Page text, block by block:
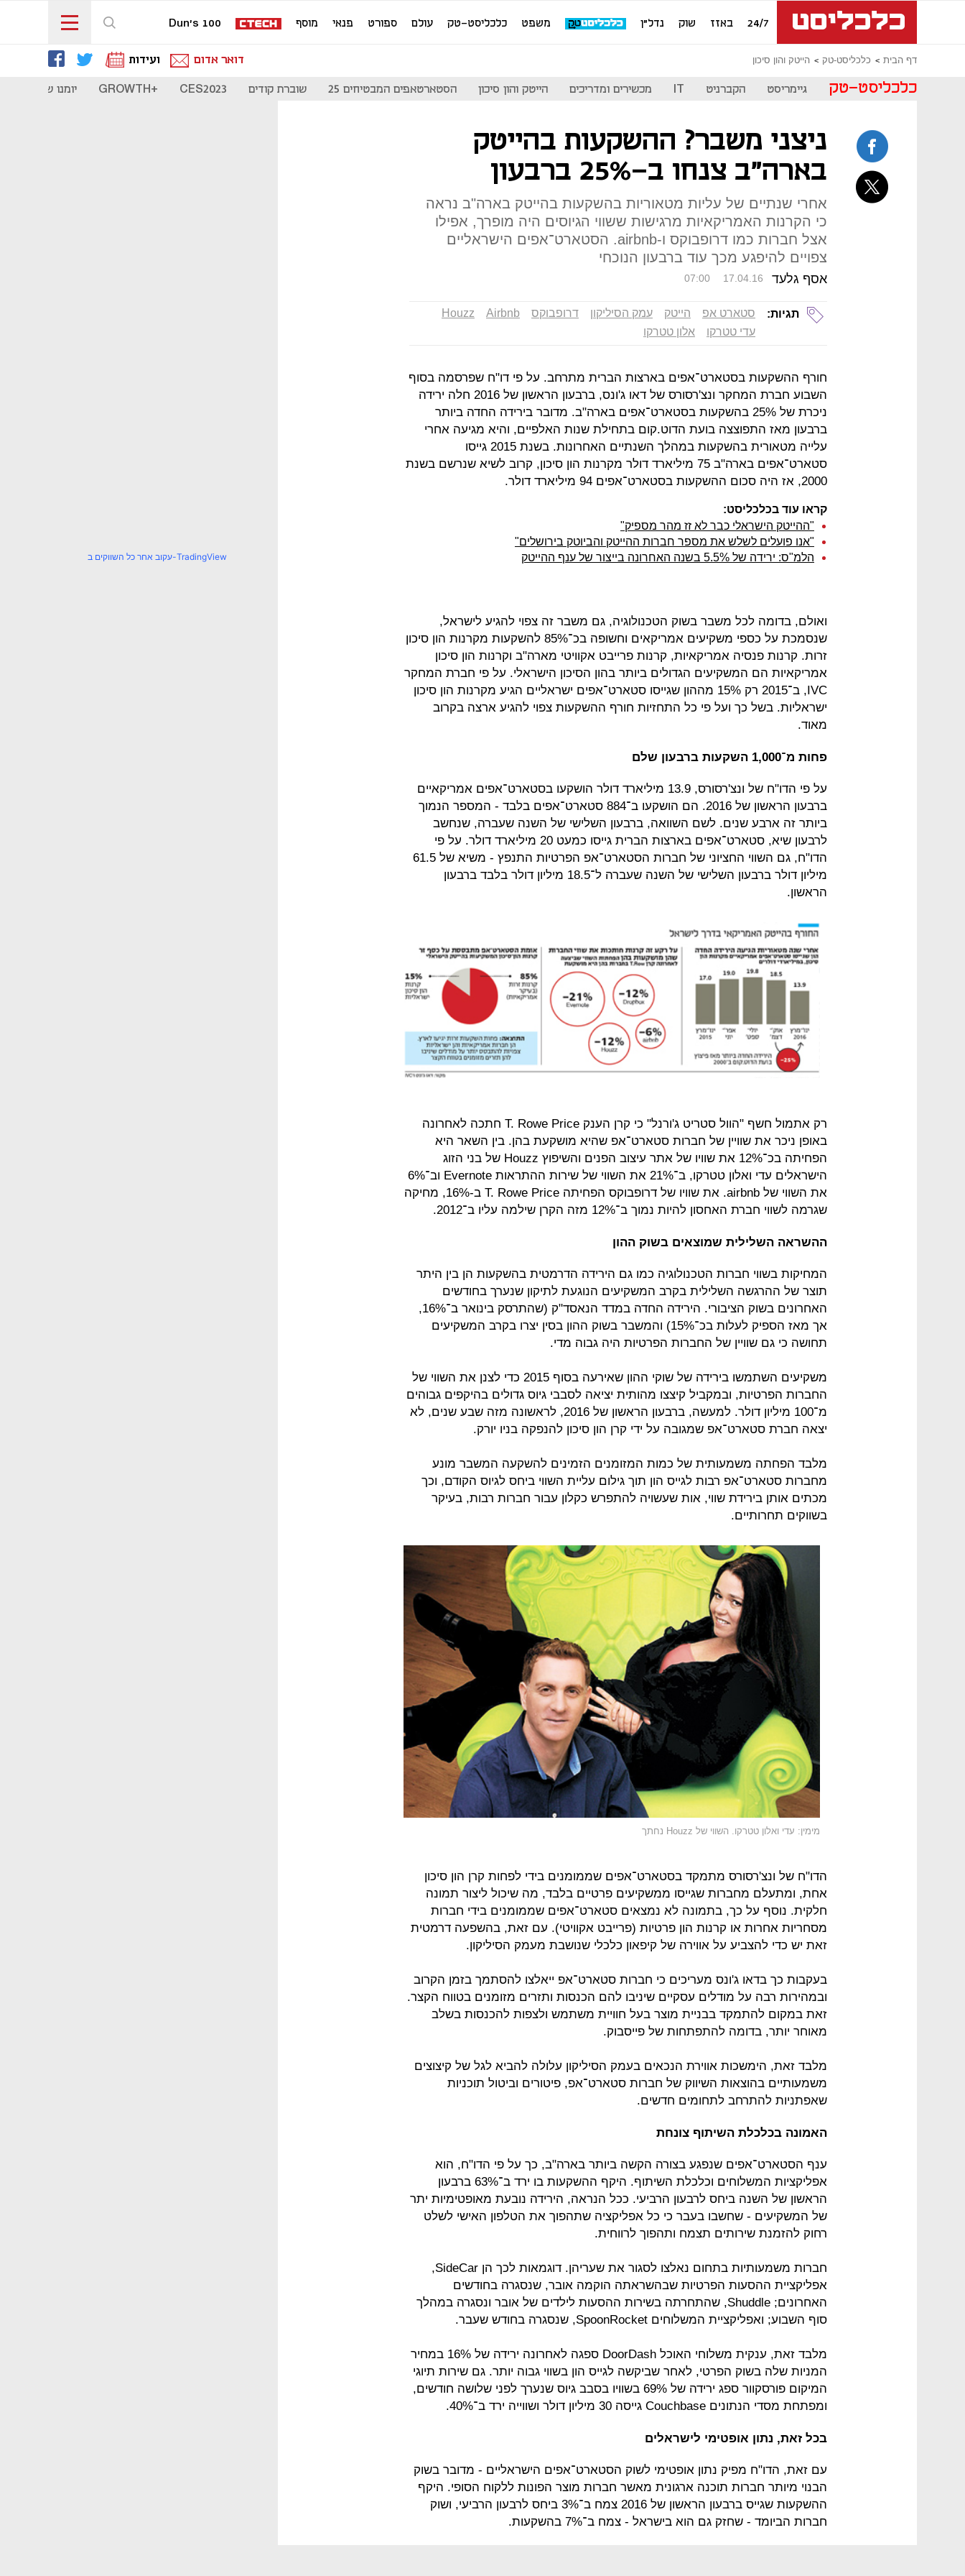
24/7 באזז שוק נדל"ן משפט כלכליסט-טק עולם ספורט פנאי מוסף Dun's 100
דף הבית כלכליסט-טק הייטק והון סיכון דואר אדום ועידות
כלכליסט-טק גיימריסט הקברניט IT מכשירים ומדריכים הייטק והון סיכון הסטארטאפים המבטיחים 25 שוברת קודים CES2023
+GROWTH יומנו של
ניצני משבר? ההשקעות בהייטק
בארה"ב צנחו ב-25% ברבעון
אחרי שנתיים של עליות מטאוריות בהשקעות בהייטק בארה"ב נראה
כי הקרנות האמריקאיות מרגישות ששווי הגיוסים היה מופרך, אפילו
אצל חברות כמו דרופבוקס ו-airbnb. הסטארט־אפים הישראליים
צפויים להיפגע מכך עוד ברבעון הנוכחי
אסף גלעד 07:00 17.04.16
תגיות: סטארט אפ הייטק עמק הסיליקון דרופבוקס Airbnb
Houzz
עדי טטרקו
אלון טטרקו
חורף ההשקעות בסטארט־אפים בארצות הברית מתרחב. על פי דו"ח שפרסמה בסוף
השבוע חברת המחקר ונצ'רסורס של דאו ג'ונס, ברבעון הראשון של 2016 חלה ירידה
ניכרת של 25% בהשקעות בסטארט־אפים בארה"ב. מדובר בירידה החדה ביותר
ברבעון מאז התפוצצה בועת הדוט.קום בתחילת שנות האלפיים, והיא מגיעה אחרי
עלייה מטאורית בהשקעות במהלך השנתיים האחרונות. בשנת 2015 גייסו
סטארט־אפים בארה"ב 75 מיליארד דולר מקרנות הון סיכון, קרוב לשיא שנרשם בשנת
2000, אז היה סכום ההשקעות בסטארט־אפים 94 מיליארד דולר.
קראו עוד בכלכליסט:
"ההייטק הישראלי כבר לא זז מהר מספיק"
"אנו פועלים לשלש את מספר חברות ההייטק והביוטק בירושלים"
הלמ"ס: ירידה של 5.5% בשנה האחרונה בייצור של ענף ההייטק
ואולם, בדומה לכל משבר בשוק הטכנולוגיה, גם משבר זה צפוי להגיע לישראל,
שנסמכת על כספי משקיעים אמריקאים וחשופה בכ־85% להשקעות מקרנות הון סיכון
זרות. קרנות פנסיה אמריקאיות, קרנות פרייבט אקוויטי מארה"ב וקרנות הון סיכון
אמריקאיות הם המשקיעים הגדולים ביותר בהון הסיכון הישראלי. על פי חברת המחקר
IVC, ב־2015 רק 15% מההון שגייסו סטארט־אפים ישראליים הגיע מקרנות הון סיכון
ישראליות. בשל כך ועל פי כל התחזיות חורף ההשקעות צפוי להגיע ארצה בקרוב
מאוד.
פחות מ־1,000 השקעות ברבעון שלם
על פי הדו"ח של ונצ'רסורס, 13.9 מיליארד דולר הושקעו בסטארט־אפים אמריקאיים
ברבעון הראשון של 2016. הם הושקעו ב־884 סטארט־אפים בלבד - המספר הנמוך
ביותר זה ארבע שנים. לשם השוואה, ברבעון השלישי של השנה שעברה, שנחשב
לרבעון שיא, סטארט־אפים בארצות הברית גייסו כמעט 20 מיליארד דולר. על פי
הדו"ח, גם השווי החציוני של חברות הסטארט־אפ הפרטיות התנפץ - משיא של 61.5
מיליון דולר ברבעון השלישי של השנה שעברה ל־18.5 מיליון דולר בלבד ברבעון
הראשון.
רק אתמול חשף "הוול סטריט ג'ורנל" כי קרן הענק T. Rowe Price חתכה לאחרונה
באופן ניכר את שוויין של חברות סטארט־אפ שהיא מושקעת בהן. בין השאר היא
הפחיתה בכ־12% את שוויו של אתר עיצוב הפנים והשיפוץ Houzz של בני הזוג
הישראלים עדי ואלון טטרקו, ב־21% את השווי של שירות ההתראות Evernote וב־6%
את השווי של airbnb. את שוויו של דרופבוקס הפחיתה T. Rowe Price ב-16%, מחיקה
שגרמה לשווי חברת האחסון להיות נמוך ב־12% מזה הקרן שילמה עליו ב־2012.
ההשראה השלילית שמוצאים בשוק ההון
המחיקות בשווי חברות הטכנולוגיה כמו גם הירידה הדרמטית בהשקעות הן בין היתר
תוצר של ההרגשה השלילית בקרב המשקיעים הנוגעת לתיקון שנערך בחודשים
האחרונים בשוק הציבורי. הירידה החדה במדד הנאסד"ק (שהתרסק בינואר ב־16%,
אך מאז הספיק לעלות בכ־15%) והמשבר בשוק ההון בסין יצרו בקרב המשקיעים
תחושה כי גם שוויין של החברות הפרטיות היה גבוה מדי.
משקיעים השתמשו בירידה של שוקי ההון שאירעה בסוף 2015 כדי לצנן את השווי של
החברות הפרטיות, ובמקביל קיצצו מהותית יציאה לסבבי גיוס גדולים בהיקפים גבוהים
מ־100 מיליון דולר. למעשה, ברבעון הראשון של 2016, לראשונה מזה שבע שנים, לא
יצאה חברת סטארט־אפ שמגובה על ידי קרן הון סיכון להנפקה בניו יורק.
מלבד הפחתה משמעותית של כמות המזומנים הזמינים להשקעה המשבר מונע
מחברות סטארט־אפ רבות לגייס הון תוך גילום עליית השווי ביחס לגיוס הקודם, וכך
מכתים אותן בירידת שווי, אות שעשויה להתפרש כקלון עבור חברות רבות, בעיקר
בשווקים תחרותיים.
מימין: עדי ואלון טטרקו. השווי של Houzz נחתך
הדו"ח של ונצ'רסורס מתמקד בסטארט־אפים שממומנים בידי לפחות קרן הון סיכון
אחת, ומתעלם מחברות שגייסו ממשקיעים פרטיים בלבד, מה שיכול ליצור תמונה
חלקית. נוסף על כך, בתמונה לא נמצאים סטארט־אפים שממומנים בידי חברות
מסחריות אחרות או קרנות הון פרטיות (פרייבט אקוויטי). עם זאת, בהשפעה דרמטית
זאת יש כדי להצביע על אווירה של קיפאון כלכלי שנושבת מעמק הסיליקון.
בעקבות כך בדאו ג'ונס מעריכים כי חברות סטארט־אפ ייאלצו להסתמך בזמן הקרוב
ובמהירות רבה על מודלים עסקיים שיניבו להם הכנסות ותזרים מזומנים בטווח הקצר.
זאת במקום להתמקד בבניית מוצר בעל חוויית משתמש ולצפות להכנסות בשלב
מאוחר יותר, בדומה להתפתחות של פייסבוק.
מלבד זאת, הימשכות אווירת הנכאים בעמק הסיליקון עלולה להביא לגל של קיצוצים
משמעותיים בהוצאות השיווק של חברות סטארט־אפ, פיטורים וביטול תוכניות
שאפתניות להתרחב לתחומים חדשים.
האמונה בכלכלת השיתוף צונחת
ענף הסטארט־אפים שנפגע בצורה הקשה ביותר בארה"ב, כך על פי הדו"ח, הוא
אפליקציות המשלוחים וכלכלת השיתוף. היקף ההשקעות בו ירד ב־63% ברבעון
הראשון של השנה ביחס לרבעון הרביעי. ככל הנראה, הירידה נובעת מאופטימיות יתר
של המשקיעים - שחשבו בעבר כי כל אפליקציה שתהפוך את הטלפון האישי לשלט
רחוק להזמנת שירותים תצמח ותהפוך לרווחית.
חברות משמעותיות בתחום נאלצו לסגור את שעריהן. דוגמאות לכך הן SideCar,
אפליקציית ההסעות הפרטיות שבהשראתה הוקמה אובר, שנסגרה בחודשים
האחרונים; Shuddle, שהתחרתה בשירות ההסעות לילדים של אובר ונסגרה במהלך
סוף השבוע; ואפליקציית המשלוחים SpoonRocket, שנסגרה בחודש שעבר.
מלבד זאת, ענקית משלוחי האוכל DoorDash ספגה לאחרונה ירידה של 16% במחיר
המניות שלה בשוק הפרטי, לאחר שביקשה לגייס הון בשווי גבוה יותר. גם שירות תיוגי
המיקום פורסקוור ספג ירידה של 69% בשוויו בסבב גיוס שנערך לפני שלושה חודשים,
ומפתחת מסדי הנתונים Couchbase גייסה 30 מיליון דולר ושווייה ירד ב־40%.
בכל זאת, נתון אופטימי לישראלים
עם זאת, הדו"ח מפיק נתון אופטימי לשוק הסטארט־אפים הישראליים - מדובר בשוק
הבנוי מיותר חברות תוכנה ארגונית מאשר חברות מוצר הפונות ללקוח הסופי. היקף
ההשקעות שגייס ברבעון הראשון של 2016 צמח ב־3% ביחס לרבעון הרביעי, ושוק
חברות הביומד - שחזק גם הוא בישראל - צמח ב־7% בהשקעות.
עקוב אחר כל השווקים ב-TradingView